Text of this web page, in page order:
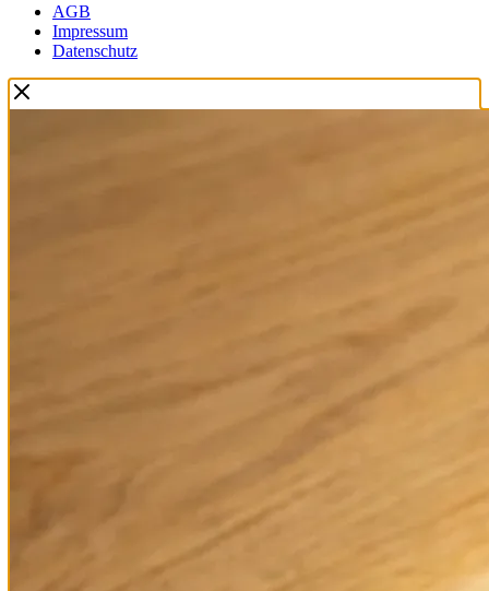
AGB
Impressum
Datenschutz